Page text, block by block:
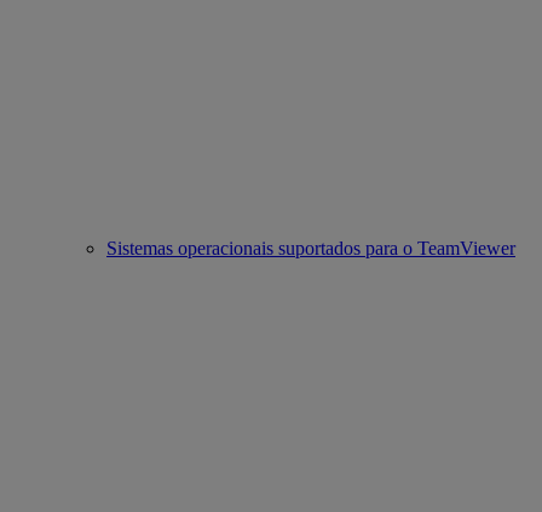
Sistemas operacionais suportados para o TeamViewer